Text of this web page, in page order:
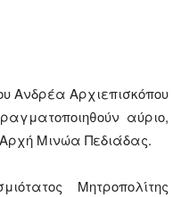
Ανδρέα Αρχιεπισκόπου
αύριο,
Μινώα Πεδιάδας.
Μητροπολίτης